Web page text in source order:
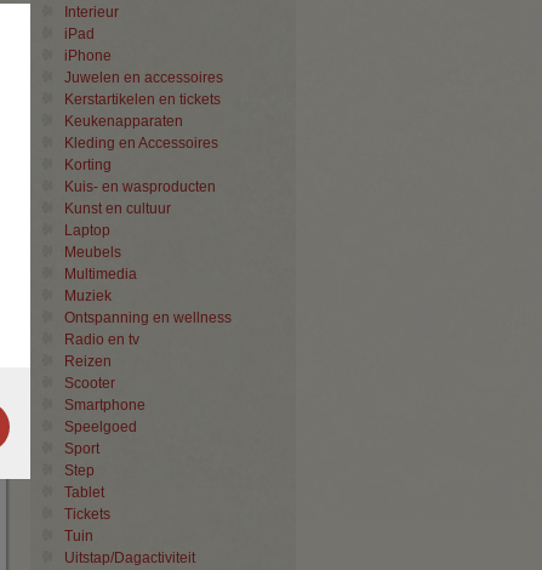
Interieur
iPad
iPhone
Juwelen en accessoires
Kerstartikelen en tickets
Keukenapparaten
Kleding en Accessoires
Korting
Kuis- en wasproducten
Kunst en cultuur
Laptop
Meubels
Multimedia
Muziek
Ontspanning en wellness
Radio en tv
Reizen
Scooter
Smartphone
Speelgoed
Sport
Step
Tablet
Tickets
Tuin
Uitstap/Dagactiviteit